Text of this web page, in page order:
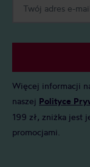
Więcej informacji
naszej Polityce
199 zł, zniżka jest
promocjami.